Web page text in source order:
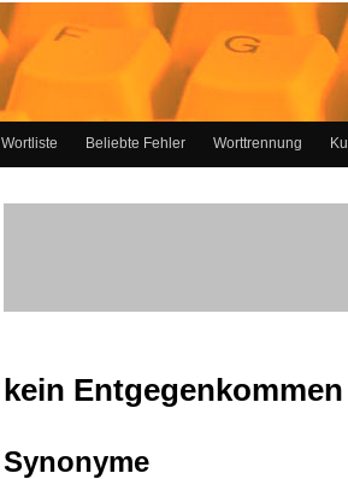
Wortliste Beliebte Fehler Worttrennung
kein
Synonyme